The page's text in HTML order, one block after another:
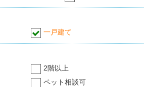
一戸建て
2階以上
ペット相談可